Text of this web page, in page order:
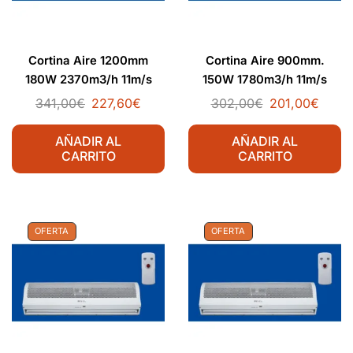
Cortina Aire 1200mm
180W 2370m3/h 11m/s
341,00€ 227,60€
AÑADIR AL
CARRITO
Cortina Aire 900mm.
150W 1780m3/h 11m/s
HTW
302,00€ 201,00€
AÑADIR AL
CARRITO
OFERTA OFERTA